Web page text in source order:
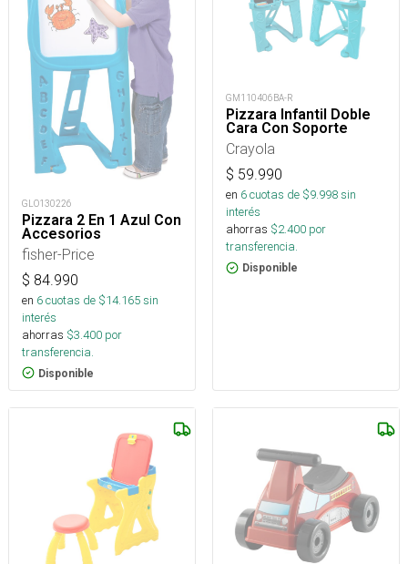
GLO130226
Pizzara 2 En 1 Azul Con
Accesorios
fisher-Price
$ 84.990
en 6cuotas de $14.165sin
interés
ahorras $3.400 por
transferencia.
Disponible
GM110406BA-R
Pizzara Infantil Doble
Cara Con Soporte
Crayola
$ 59.990
en 6cuotas de $9.998sin
interés
ahorras $2.400 por
transferencia.
Disponible